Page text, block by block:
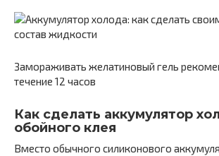
Замораживать желатиновый гель
течение 12 часов
Как сделать аккумулятор
обойного клея
Вместо обычного силиконового